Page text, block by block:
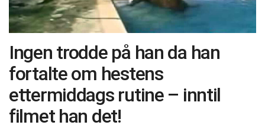
Ingen trodde på han da han
fortalte om hestens
ettermiddags rutine – inntil
filmet han det!